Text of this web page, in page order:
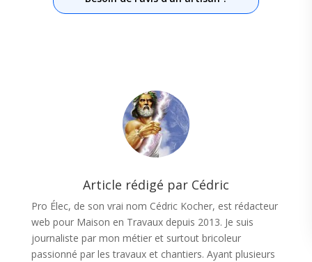
Article rédigé par Cédric
Pro Élec, de son vrai nom Cédric Kocher, est rédacteur
web pour Maison en Travaux depuis 2013. Je suis
journaliste par mon métier et surtout bricoleur
passionné par les travaux et chantiers. Ayant plusieurs